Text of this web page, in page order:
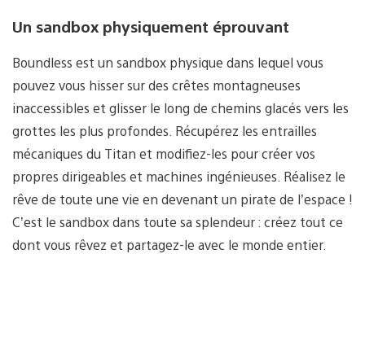
Un sandbox physiquement éprouvant
Boundless est un sandbox physique dans lequel vous
pouvez vous hisser sur des crêtes montagneuses
inaccessibles et glisser le long de chemins glacés vers les
grottes les plus profondes. Récupérez les entrailles
mécaniques du Titan et modifiez-les pour créer vos
propres dirigeables et machines ingénieuses. Réalisez le
rêve de toute une vie en devenant un pirate de l’espace !
C’est le sandbox dans toute sa splendeur : créez tout ce
dont vous rêvez et partagez-le avec le monde entier.